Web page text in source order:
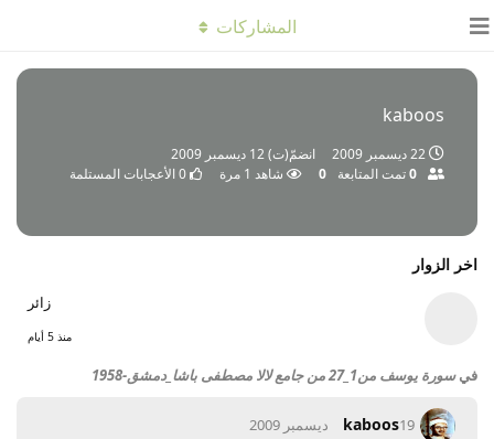
kaboos
22 ديسمبر 2009 انضمّ(ت)12 ديسمبر 2009
0تمت المتابعة 0 شاهد 1 مرة 0الأعجابات المستلمة
المشاركات
اخر الزوار
زائر
منذ 5 أيام
فيسورة يوسف من1_27 من جامع لالا مصطفى باشا_دمشق-1958
kaboos19 ديسمبر 2009